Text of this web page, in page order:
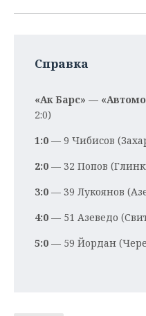
Справка
«Ак Барс» —
2:0)
1:0 — 9 Чибисов
2:0 — 32 Попов
3:0 — 39 Лукоянов
4:0 — 51 Азеведо
5:0 — 59 Йордан